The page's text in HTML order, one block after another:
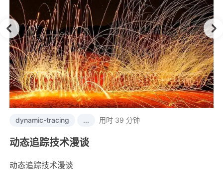
dynamic-tracing ... 用时 39 分钟
动态追踪技术漫谈
动态追踪技术漫谈